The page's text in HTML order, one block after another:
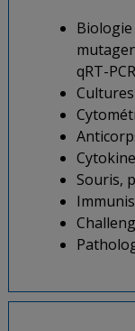
qRT-
Souris,